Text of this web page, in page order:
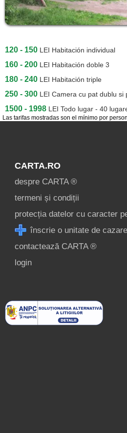
Las tarifas mostradas son el mínimo por
120 - 150 LEI Habitación individual
160 - 200 LEI Habitación doble 3
180 - 240 LEI Habitación triple
250 - 300 LEI Camera cu pat dublu si
1500 - 1998 LEI Todo lugar - 40
Corund
Gheorgheni
[1 offers a 66.9 km]
Praid
[2 offers a 71.9 km]
Borsec
Înscrie o unitate de
cazare
despre C A R T A ®
login
CARTA.RO
despre CARTA ®
termeni și condiții
protecția datelor cu caracter
înscrie o unitate de cazare
contactează CARTA ®
login